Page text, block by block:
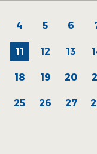
4 5 6
11 12 13
18 19 20
25 26 27